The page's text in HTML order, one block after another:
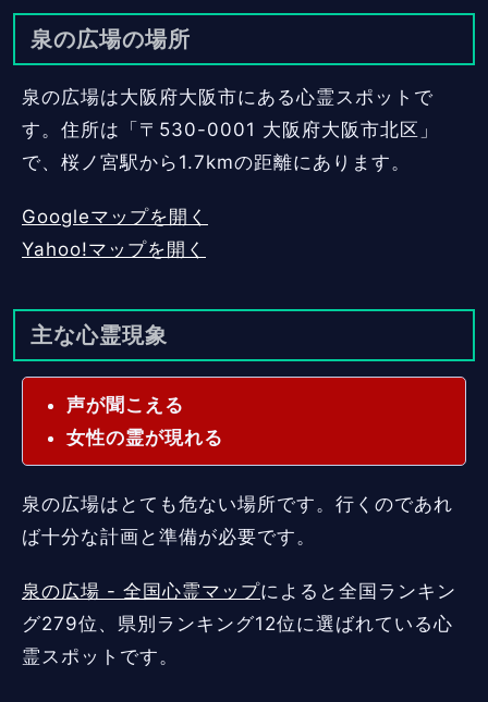
泉の広場の場所
泉の広場は大阪府大阪市にある心霊スポットで
す。住所は「〒530-0001 大阪府大阪市北区」
で、桜ノ宮駅から1.7kmの距離にあります。
Googleマップを開く
Yahoo!マップを開く
主な心霊現象
声が聞こえる
女性の霊が現れる
泉の広場はとても危ない場所です。行くのであれ
ば十分な計画と準備が必要です。
泉の広場 - 全国心霊マップによると全国ランキン
グ279位、県別ランキング12位に選ばれている心
霊スポットです。